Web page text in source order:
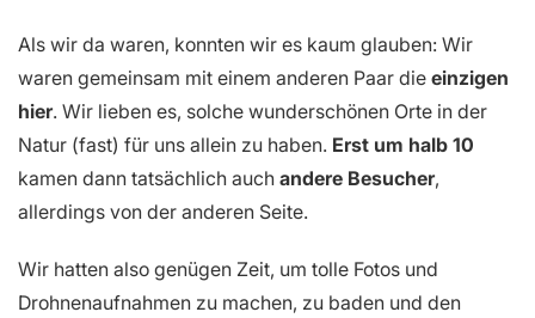
Als wir da waren, konnten wir es kaum glauben: Wir
waren gemeinsam mit einem anderen Paar die einzigen
hier. Wir lieben es, solche wunderschönen Orte in der
Natur (fast) für uns allein zu haben. Erst um halb 10
kamen dann tatsächlich auch andere Besucher,
allerdings von der anderen Seite.
Wir hatten also genügen Zeit, um tolle Fotos und
Drohnenaufnahmen zu machen, zu baden und den